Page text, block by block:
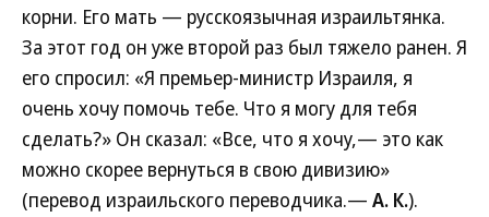
корни. Его мать — русскоязычная израильтянка.
За этот год он уже второй раз был тяжело ранен. Я
его спросил: «Я премьер-министр Израиля, я
очень хочу помочь тебе. Что я могу для тебя
сделать?» Он сказал: «Все, что я хочу,— это как
можно скорее вернуться в свою дивизию»
(перевод израильского переводчика.— А. К.).